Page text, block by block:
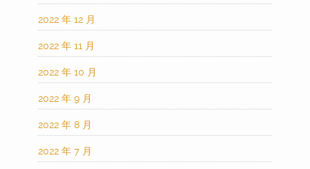
2022 年 12 月
2022 年 11 月
2022 年 10 月
2022 年 9 月
2022 年 8 月
2022 年 7 月